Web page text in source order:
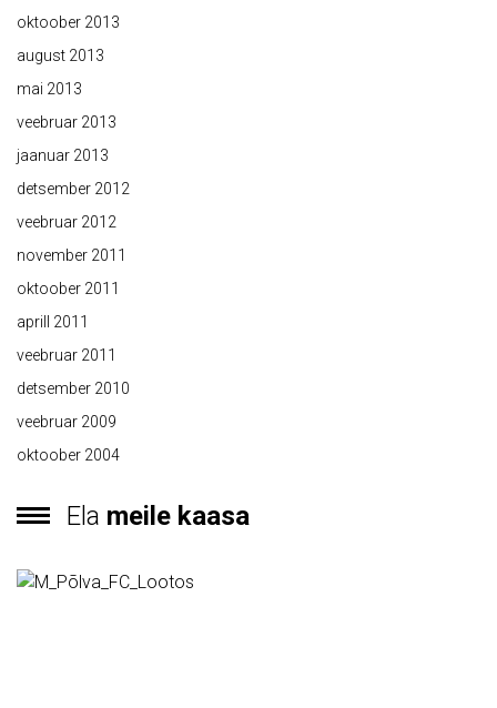
oktoober 2013
august 2013
mai 2013
veebruar 2013
jaanuar 2013
detsember 2012
veebruar 2012
november 2011
oktoober 2011
aprill 2011
veebruar 2011
detsember 2010
veebruar 2009
oktoober 2004
Ela meile kaasa